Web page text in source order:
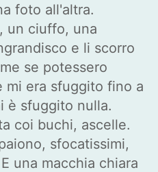
foto all'altra.
un ciuffo, una
e li scorro
se potessero
mi era sfuggito fino a
è sfuggito nulla.
coi buchi, ascelle.
sfocatissimi,
una macchia chiara